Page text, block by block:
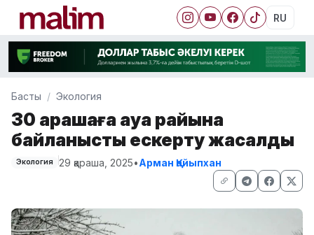
RU
Басты Экология
30 қарашаға ауа райына
байланысты ескерту жасалды
Экология 29 қараша, 2025•Арман Қайыпхан